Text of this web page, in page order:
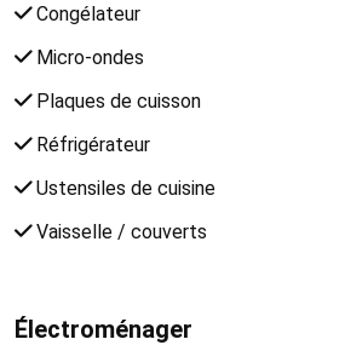
Congélateur
Micro-ondes
Plaques de cuisson
Réfrigérateur
Ustensiles de cuisine
Vaisselle / couverts
Électroménager